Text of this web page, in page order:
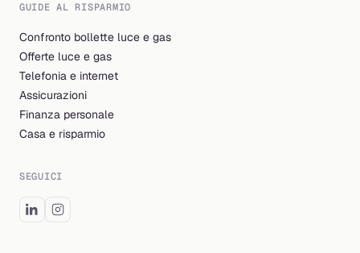
GUIDE AL RISPARMIO
Confronto bollette luce e gas
Offerte luce e gas
Telefonia e internet
Assicurazioni
Finanza personale
Casa e risparmio
SEGUICI